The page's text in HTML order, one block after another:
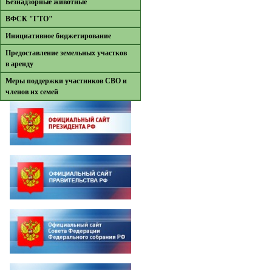
Безнадзорные животные
ВФСК "ГТО"
Инициативное бюджетирование
Предоставление земельных участков
в аренду
Меры поддержки участников СВО и
членов их семей